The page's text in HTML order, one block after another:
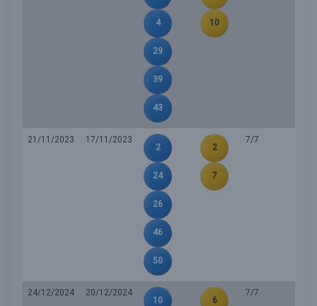
4
29
39
43
10
21/11/2023
17/11/2023
2
24
26
46
50
2
7
7/7
24/12/2024
20/12/2024
10
6
7/7